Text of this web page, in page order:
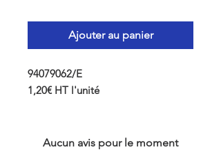
Ajouter au panier
94079062/E
1,20€ HT l'unité
Aucun avis pour le moment